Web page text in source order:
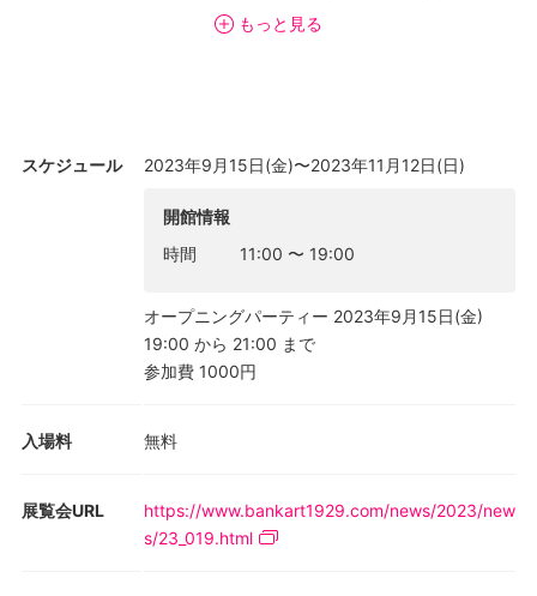
様々な生物に寄生しています。コミュニケーションは不思議な音
楽によって会話をしています。トラリスの住まいはキノコのよう
トラリスは惑星のあらゆる場所に生息しています。トラリスは変
幻自在で、時には猫の形をしたり植物になったり楽器になったり
します。そして時に、屋外空間へも増殖して、思いがけないとこ
ろに出没したりします。
リスを膨らませてください。
もっと見る
スケジュール 2023年9月15日(金)〜2023年11月12日(日)
開館情報
時間
11:00 〜 19:00
オープニングパーティー 2023年9月15日(金)
19:00 から 21:00 まで
参加費 1000円
入場料 無料
展覧会URL
https://www.bankart1929.com/news/2023/new
s/23_019.html